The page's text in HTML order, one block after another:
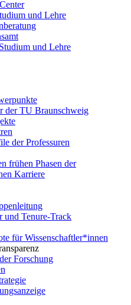
und Lehre
und Lehre
der TU Braunschweig
der Professuren
frühen Phasen der
Karriere
und Tenure-Track
für Wissenschaftler*innen
Forschung